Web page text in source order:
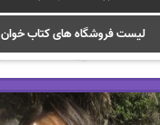
لیست فروشگاه های کتاب خوان